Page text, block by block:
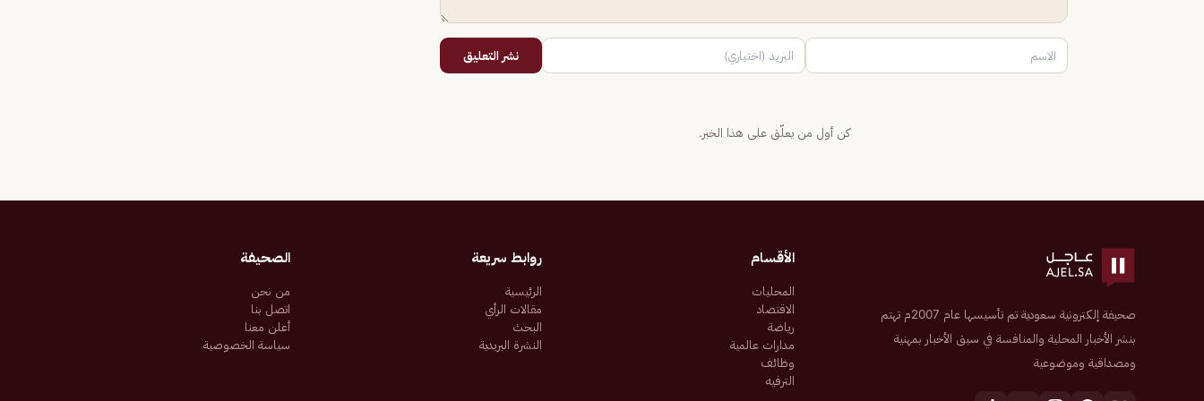
نشر التعليق
كن أول من يعلّق على هذا الخبر.
صحيفة إلكترونية سعودية تم تأسيسها عام 2007م تهتم
بنشر الأخبار المحلية والمنافسة في سبق الأخبار بمهنية
ومصداقية وموضوعية
الأقسام
المحليات
الاقتصاد
رياضة
مدارات عالمية
وظائف
الترفيه
روابط سريعة
الرئيسية
مقالات الرأي
البحث
النشرة البريدية
الصحيفة
من نحن
اتصل بنا
أعلن معنا
سياسة الخصوصية